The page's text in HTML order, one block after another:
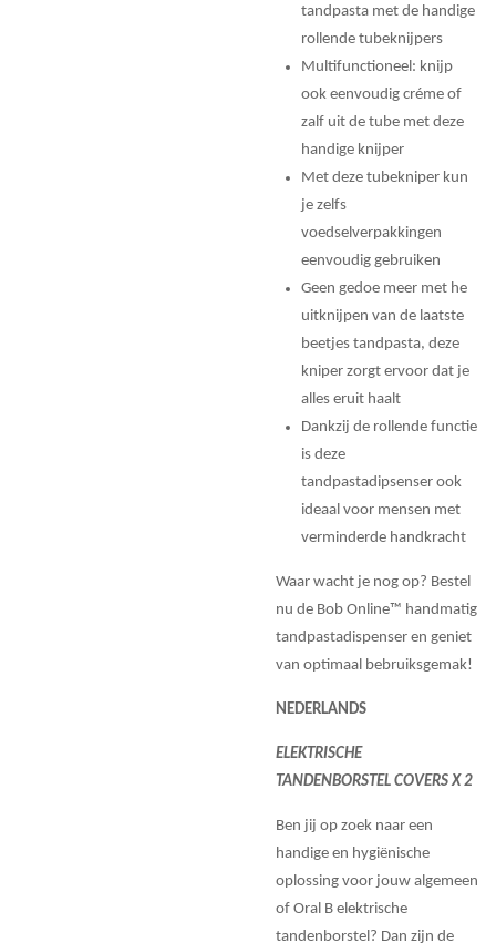
tandpasta met de handige
rollende tubeknijpers
Multifunctioneel: knijp
ook eenvoudig créme of
zalf uit de tube met deze
handige knijper
Met deze tubekniper kun
je zelfs
voedselverpakkingen
eenvoudig gebruiken
Geen gedoe meer met he
uitknijpen van de laatste
beetjes tandpasta, deze
kniper zorgt ervoor dat je
alles eruit haalt
Dankzij de rollende functie
is deze
tandpastadipsenser ook
ideaal voor mensen met
verminderde handkracht
Waar wacht je nog op? Bestel
nu de Bob Online™ handmatig
tandpastadispenser en geniet
van optimaal bebruiksgemak!
NEDERLANDS
ELEKTRISCHE
TANDENBORSTEL COVERS X 2
Ben jij op zoek naar een
handige en hygiënische
oplossing voor jouw algemeen
of Oral B elektrische
tandenborstel? Dan zijn de